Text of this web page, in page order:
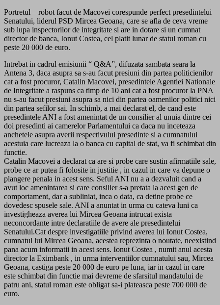
Portretul – robot facut de Macovei corespunde perfect presedintelui
Senatului, liderul PSD Mircea Geoana, care se afla de ceva vreme
sub lupa inspectorilor de integritate si are in dotare si un cumnat
director de banca, Ionut Costea, cel platit lunar de statul roman cu
peste 20 000 de euro.
Intrebat in cadrul emisiunii “ Q&A”, difuzata sambata seara la
Antena 3, daca asupra sa s-au facut presiuni din partea politicienilor
cat a fost procuror, Catalin Macovei, presedintele Agentiei Nationale
de Integritate a raspuns ca timp de 10 ani cat a fost procuror la PNA
nu s-au facut presiuni asupra sa nici din partea oamenilor politici nici
din partea sefilor sai. In schimb, a mai declarat el, de cand este
presedintele ANI a fost amenintat de un consilier al unuia dintre cei
doi presedinti ai camerelor Parlamentului ca daca nu inceteaza
anchetele asupra averii respectivului presedinte si a cumnatului
acestuia care lucreaza la o banca cu capital de stat, va fi schimbat din
functie.
Catalin Macovei a declarat ca are si probe care sustin afirmatiile sale,
probe ce ar putea fi folosite in justitie , in cazul in care va depune o
plangere penala in acest sens. Seful ANI nu a a dezvaluit cand a
avut loc amenintarea si care consilier s-a pretata la acest gen de
comportament, dar a subliniat, inca o data, ca detine probe ce
dovedesc spusele sale. ANI a anuntat in urma cu cateva luni ca
investigheaza averea lui Mircea Geoana intrucat exista
neconcordante intre declaratiile de avere ale presedintelui
Senatului.Cat despre investigatiile privind averea lui Ionut Costea,
cumnatul lui Mircea Geoana, acestea reprezinta o noutate, neexistind
pana acum informatii in acest sens. Ionut Costea , numit anul acesta
director la Eximbank , in urma interventiilor cumnatului sau, Mircea
Geoana, castiga peste 20 000 de euro pe luna, iar in cazul in care
este schimbat din functie mai devreme de sfarsitul mandatului de
patru ani, statul roman este obligat sa-i plateasca peste 700 000 de
euro.